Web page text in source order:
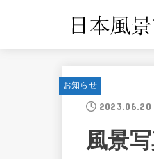
お知らせ
2023.06.20
風景